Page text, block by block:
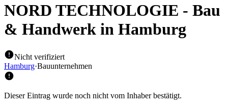
NORD TECHNOLOGIE - Bau
& Handwerk in Hamburg
Nicht verifiziert
Hamburg·Bauunternehmen
Dieser Eintrag wurde noch nicht vom Inhaber bestätigt.